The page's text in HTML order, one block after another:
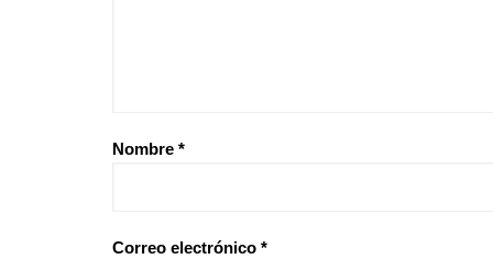
Nombre *
Correo electrónico *